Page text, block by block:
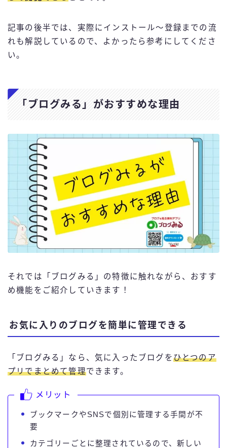
記事の後半では、実際にインストール〜登録までの流
れも解説しているので、よかったら参考にしてくださ
い。
「ブログみる」がおすすめな理由
それでは「ブログみる」の特徴に触れながら、おすす
め機能をご紹介していきます！
お気に入りのブログを簡単に管理できる
「ブログみる」なら、気に入ったブログをひとつのア
プリでまとめて管理できます。
メリット
ブックマークやSNSで個別に管理する手間が不
要
カテゴリーごとに整理されているので、新しい